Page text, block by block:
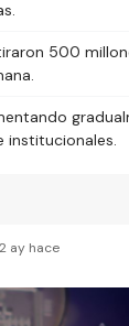
500
institucionales.
2 ay hace